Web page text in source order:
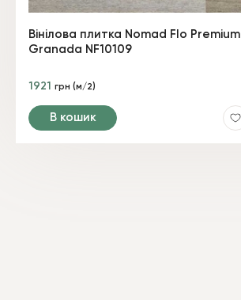
Вінілова плитка Nomad Flo Premium
Granada NF10109
1921 грн (м/2)
В кошик